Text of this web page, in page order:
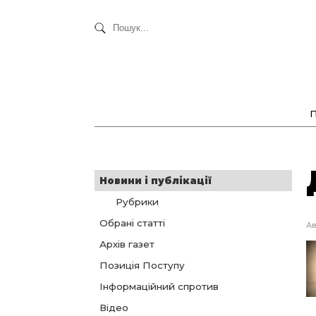
Новини і публікації
Рубрики
Обрані статті
Архів газет
Позиція Поступу
Інформаційний спротив
Відео